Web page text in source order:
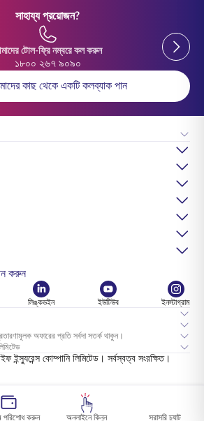
সাহায্য প্রয়োজন?
টোল-ফ্রি নম্বরে কল করুন
১৮০০ ২৬৭ ৯০৯০
Previous
কাছ থেকে একটি কলব্যাক পান
করুন
লিঙ্কডইন ইউটিউব
ইনস্টাগ্রাম
অফারের প্রতি সর্বদা সতর্ক থাকুন।
কোম্পানি লিমিটেড। সর্বস্বত্ব সংরক্ষিত।
পরিশোধ করুন অনলাইনে কিনুন সরাসরি চ্যাট